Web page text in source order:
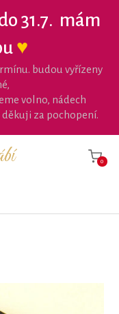
31.7. mám
♥
budou vyřízeny
volno, nádech
za pochopení.
0